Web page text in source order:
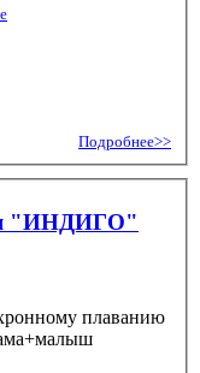
Подробнее>>
"ИНДИГО"
плаванию